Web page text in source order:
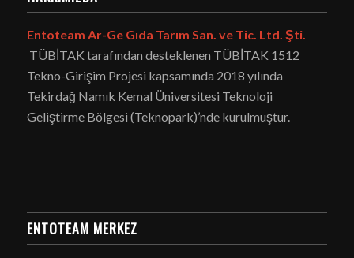
Entoteam Ar-Ge Gıda Tarım San. ve Tic. Ltd. Şti.
TÜBİTAK tarafından desteklenen TÜBİTAK 1512
Tekno-Girişim Projesi kapsamında 2018 yılında
Tekirdağ Namık Kemal Üniversitesi Teknoloji
Geliştirme Bölgesi (Teknopark)’nde kurulmuştur.
ENTOTEAM MERKEZ